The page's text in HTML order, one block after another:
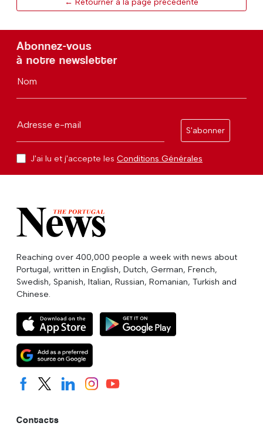
Abonnez-vous
à notre newsletter
Nom
Adresse e-mail
S'abonner
J'ai lu et j'accepte les Conditions Générales
Reaching over 400,000 people a week with news about
Portugal, written in English, Dutch, German, French,
Swedish, Spanish, Italian, Russian, Romanian, Turkish and
Chinese.
Contacts